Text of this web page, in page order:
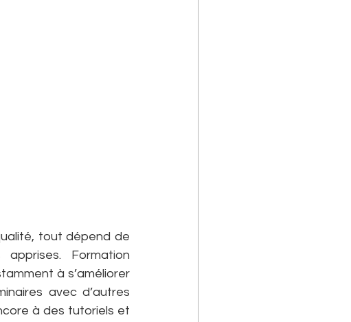
tout dépend de
Formation
à s’améliorer
avec d’autres
à des tutoriels et